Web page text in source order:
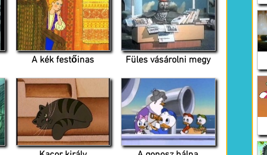
A kék festőinas Füles vásárolni megy